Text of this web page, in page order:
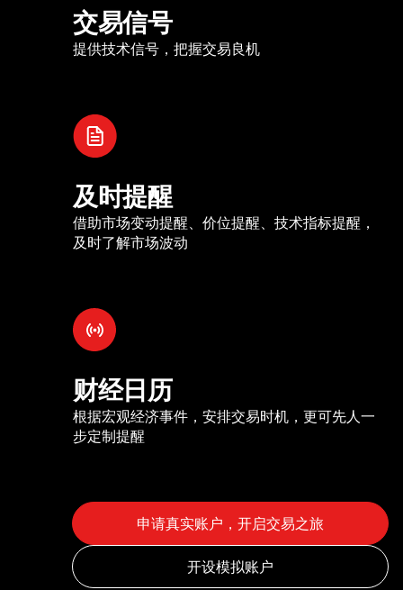
交易信号
提供技术信号，把握交易良机
及时提醒
借助市场变动提醒、价位提醒、技术指标提醒，
及时了解市场波动
财经日历
根据宏观经济事件，安排交易时机，更可先人一
步定制提醒